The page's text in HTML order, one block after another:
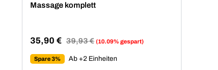
Massage komplett
Verkaufspreis:
35,90 € Regulärer Preis:
39,93 € (10.09% gespart)
Spare 3% Ab +2 Einheiten